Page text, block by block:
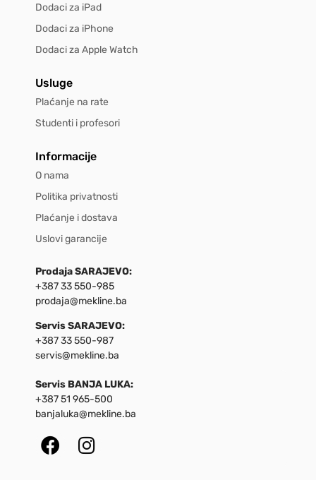
Dodaci za iPad
Dodaci za iPhone
Dodaci za Apple Watch
Usluge
Plaćanje na rate
Studenti i profesori
Informacije
O nama
Politika privatnosti
Plaćanje i dostava
Uslovi garancije
Prodaja SARAJEVO:
+387 33 550-985
prodaja@mekline.ba
Servis SARAJEVO:
+387 33 550-987
servis@mekline.ba
Servis BANJA LUKA:
+387 51 965-500
banjaluka@mekline.ba